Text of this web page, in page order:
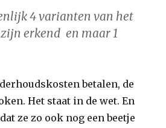
4 varianten van het
erkend en maar 1
betalen, de
Het staat in de wet. En
ze zo ook nog een beetje